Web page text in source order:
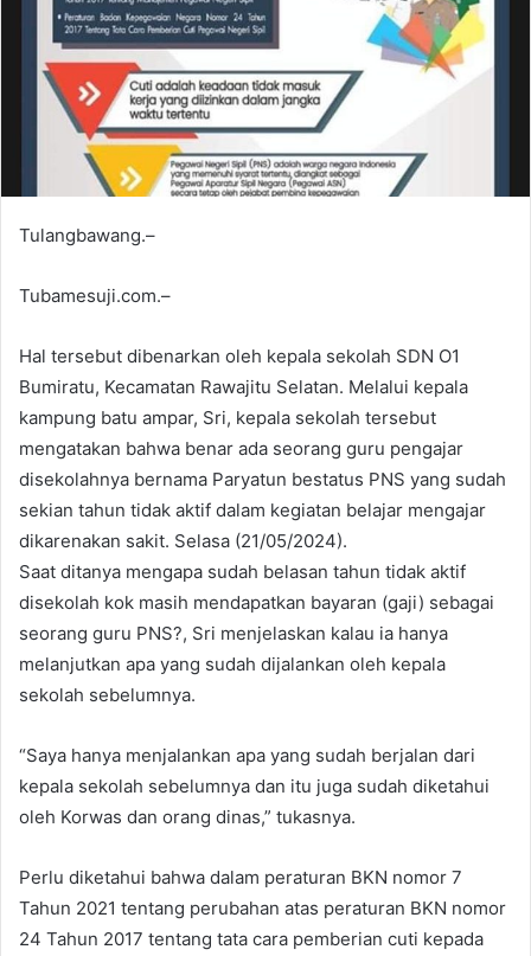
Tulangbawang.–
Tubamesuji.com.–
Hal tersebut dibenarkan oleh kepala sekolah SDN O1
Bumiratu, Kecamatan Rawajitu Selatan. Melalui kepala
kampung batu ampar, Sri, kepala sekolah tersebut
mengatakan bahwa benar ada seorang guru pengajar
disekolahnya bernama Paryatun bestatus PNS yang sudah
sekian tahun tidak aktif dalam kegiatan belajar mengajar
dikarenakan sakit. Selasa (21/05/2024).
Saat ditanya mengapa sudah belasan tahun tidak aktif
disekolah kok masih mendapatkan bayaran (gaji) sebagai
seorang guru PNS?, Sri menjelaskan kalau ia hanya
melanjutkan apa yang sudah dijalankan oleh kepala
sekolah sebelumnya.
“Saya hanya menjalankan apa yang sudah berjalan dari
kepala sekolah sebelumnya dan itu juga sudah diketahui
oleh Korwas dan orang dinas,” tukasnya.
Perlu diketahui bahwa dalam peraturan BKN nomor 7
Tahun 2021 tentang perubahan atas peraturan BKN nomor
24 Tahun 2017 tentang tata cara pemberian cuti kepada